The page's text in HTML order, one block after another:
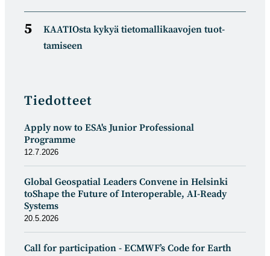
KAATIOsta kykyä tietomal­likaa­vojen tuot­
tamiseen
Tiedotteet
Apply now to ESA's Junior Professional
Programme
12.7.2026
Global Geospatial Leaders Convene in Helsinki
toShape the Future of Interoperable, AI-Ready
Systems
20.5.2026
Call for participation - ECMWF’s Code for Earth